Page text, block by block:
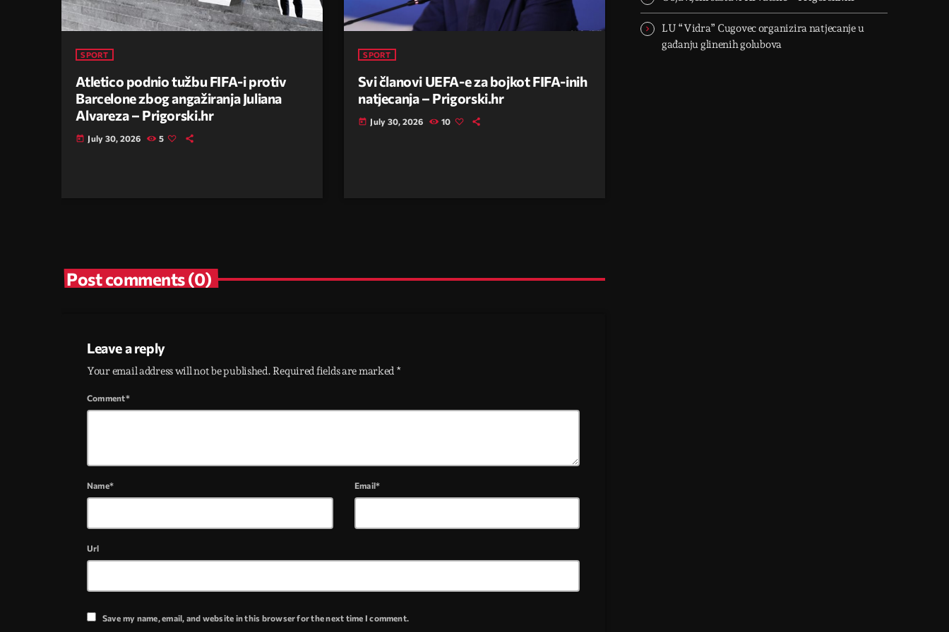
SPORT
Atletico podnio tužbu FIFA-i protiv
Barcelone zbog angažiranja Juliana
Alvareza – Prigorski.hr
today July 30, 2026 5
SPORT
Svi članovi UEFA-e za bojkot FIFA-inih
natjecanja – Prigorski.hr
today July 30, 2026 10
Post comments (0)
Leave a reply
Your email address will not be published. Required fields are marked *
Comment*
Name* Email*
Url
Save my name, email, and website in this browser for the next time I comment.
LU “Vidra” Cugovec organizira natjecanje u
gađanju glinenih golubova